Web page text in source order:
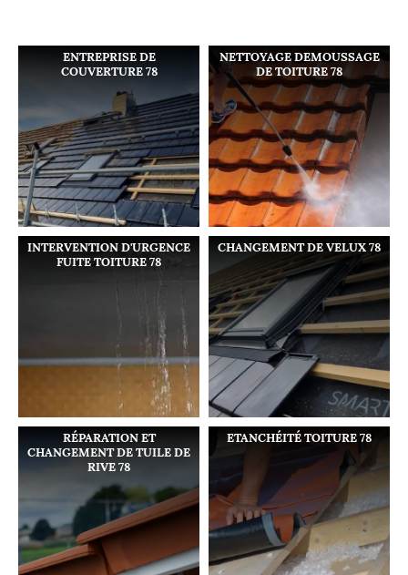
ENTREPRISE DE
COUVERTURE 78
NETTOYAGE DEMOUSSAGE
DE TOITURE 78
INTERVENTION D'URGENCE
FUITE TOITURE 78
CHANGEMENT DE VELUX 78
RÉPARATION ET
CHANGEMENT DE TUILE DE
RIVE 78
ETANCHÉITÉ TOITURE 78